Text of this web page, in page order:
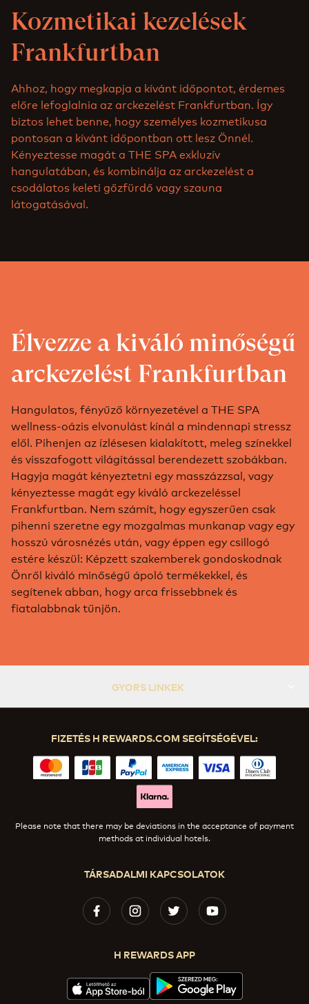
Kozmetikai kezelések
Frankfurtban
Ahhoz, hogy megkapja a kívánt időpontot, érdemes
előre lefoglalnia az arckezelést Frankfurtban. Így
biztos lehet benne, hogy személyes kozmetikusa
pontosan a kívánt időpontban ott lesz Önnél.
Kényeztesse magát a THE SPA exkluzív
hangulatában, és kombinálja az arckezelést a
csodálatos keleti gőzfürdő vagy szauna
látogatásával.
Élvezze a kiváló minőségű
arckezelést Frankfurtban
Hangulatos, fényűző környezetével a THE SPA
wellness-oázis elvonulást kínál a mindennapi stressz
elől. Pihenjen az ízlésesen kialakított, meleg színekkel
és visszafogott világítással berendezett szobákban.
Hagyja magát kényeztetni egy masszázzsal, vagy
kényeztesse magát egy kiváló arckezeléssel
Frankfurtban. Nem számít, hogy egyszerűen csak
pihenni szeretne egy mozgalmas munkanap vagy egy
hosszú városnézés után, vagy éppen egy csillogó
estére készül: Képzett szakemberek gondoskodnak
Önről kiváló minőségű ápoló termékekkel, és
segítenek abban, hogy arca frissebbnek és
fiatalabbnak tűnjön.
GYORS LINKEK
TÁRSADALMI KAPCSOLATOK
H REWARDS APP
FIZETÉS H REWARDS.COM SEGÍTSÉGÉVEL:
Please note that there may be deviations in the acceptance of payment
methods at individual hotels.